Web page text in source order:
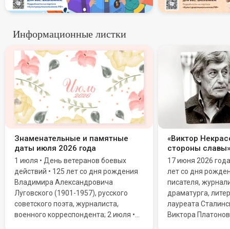
Информационные листки
Знаменательные и памятные
даты июля 2026 года
1 июля • День ветеранов боевых
действий • 125 лет со дня рождения
Владимира Александровича
Луговского (1901-1957), русского
советского поэта, журналиста,
военного корреспондента; 2 июля •
«Виктор
стороны славы»
17 июня 2026
лет со дня
писателя,
драматурга,
лауреата
Виктора